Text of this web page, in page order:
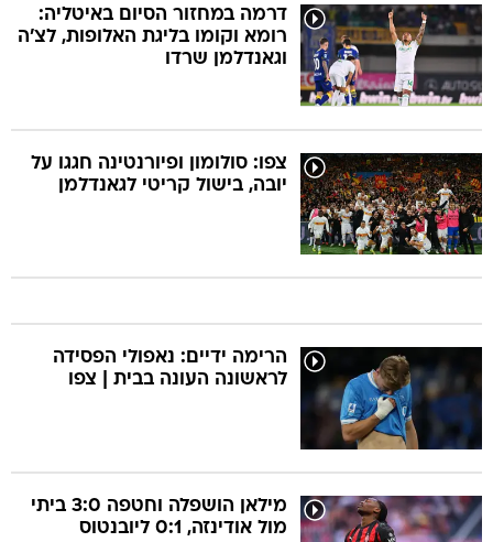
דרמה במחזור הסיום באיטליה:
רומא וקומו בליגת האלופות, לצ'ה
וגאנדלמן שרדו
צפו: סולומון ופיורנטינה חגגו על
יובה, בישול קריטי לגאנדלמן
הרימה ידיים: נאפולי הפסידה
לראשונה העונה בבית | צפו
מילאן הושפלה וחטפה 3:0 ביתי
מול אודינזה, 0:1 ליובנטוס